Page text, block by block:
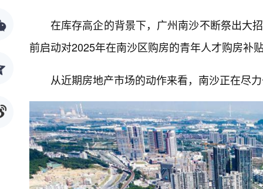
在库存高企的背景下，广州南沙不断祭出大
前启动对2025年在南沙区购房的青年人才购房补
从近期房地产市场的动作来看，南沙正在尽